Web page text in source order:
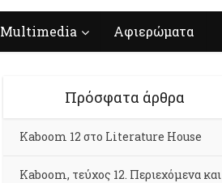
Multimedia Αφιερώματα
Πρόσφατα άρθρα
Kaboom 12 στο Literature House
Kaboom, τεύχος 12. Περιεχόμενα και